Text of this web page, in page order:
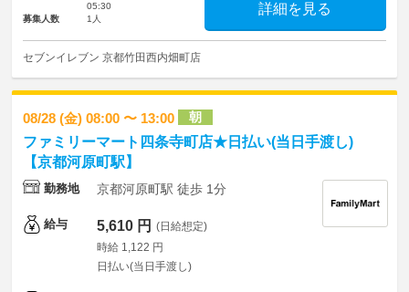
05:30
募集人数
1人
詳細を見る
セブンイレブン 京都竹田西内畑町店
08/28 (金) 08:00 〜 13:00 朝
ファミリーマート四条寺町店★日払い(当日手渡し)
【京都河原町駅】
勤務地 京都河原町駅 徒歩 1分
給与 5,610 円 (日給想定)
時給 1,122 円
日払い(当日手渡し)